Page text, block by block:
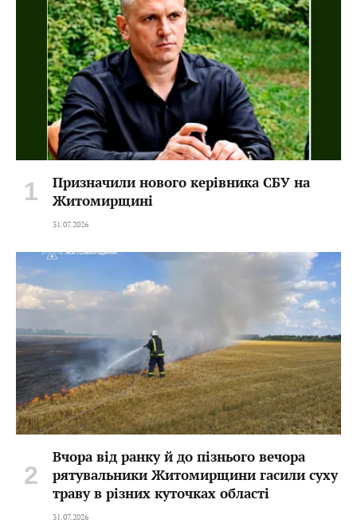
Призначили нового керівника СБУ на
Житомирщині
31.07.2026
Вчора від ранку й до пізнього вечора
рятувальники Житомирщини гасили суху
траву в різних куточках області
31.07.2026